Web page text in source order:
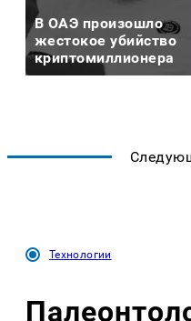
В ОАЭ произошло
жестокое убийство
криптомиллионера
Технологии